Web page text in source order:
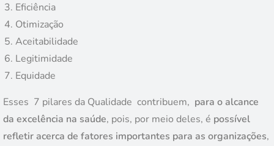
Eficiência
Otimização
Aceitabilidade
Legitimidade
Equidade
Esses 7 pilares da Qualidade contribuem, para o alcance
da excelência na saúde, pois, por meio deles, é possível
refletir acerca de fatores importantes para as organizações,